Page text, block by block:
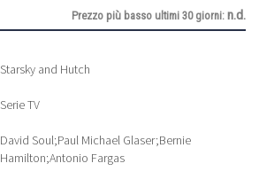
Prezzo più basso ultimi 30 giorni: n.d.
Starsky and Hutch
Serie TV
David Soul;Paul Michael Glaser;Bernie
Hamilton;Antonio Fargas